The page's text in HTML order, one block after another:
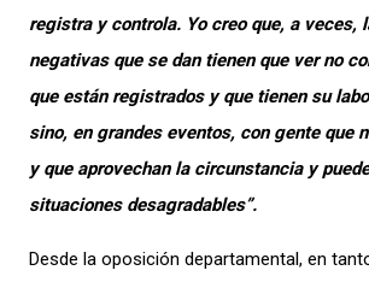
registra y controla. Yo creo que, a veces,
negativas que se dan tienen que ver no
que están registrados y que tienen su
sino, en grandes eventos, con gente que
y que aprovechan la circunstancia y
situaciones desagradables”.
Desde la oposición departamental, en